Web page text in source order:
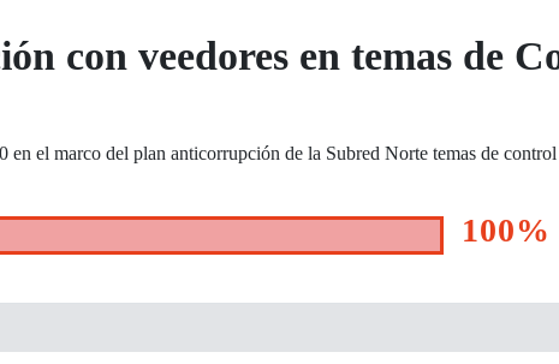
con veedores en temas de
el marco del plan anticorrupción de la Subred Norte temas de
100%